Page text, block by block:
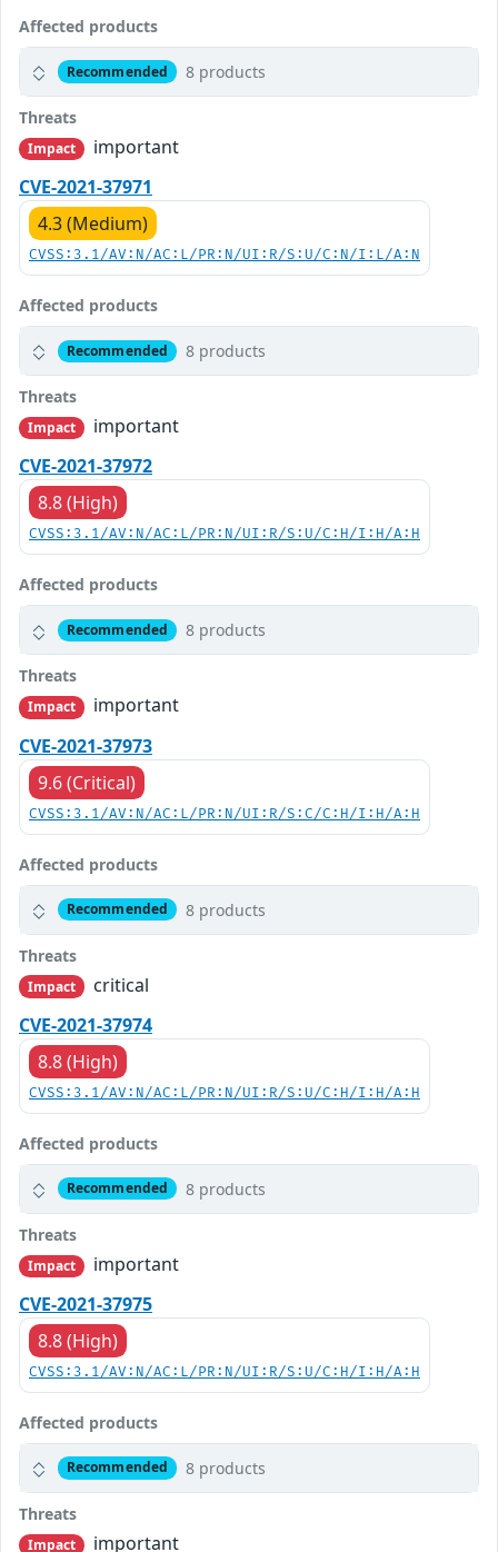
Affected products
Recommended 8 products
Threats
Impact
important
CVE-2021-37971
4.3 (Medium)
CVSS:3.1/AV:N/AC:L/PR:N/UI:R/S:U/C:N/I:L/A:N
Affected products
Recommended 8 products
Threats
Impact
important
CVE-2021-37972
8.8 (High)
CVSS:3.1/AV:N/AC:L/PR:N/UI:R/S:U/C:H/I:H/A:H
Affected products
Recommended 8 products
Threats
Impact
important
CVE-2021-37973
9.6 (Critical)
CVSS:3.1/AV:N/AC:L/PR:N/UI:R/S:C/C:H/I:H/A:H
Affected products
Recommended 8 products
Threats
Impact
critical
CVE-2021-37974
8.8 (High)
CVSS:3.1/AV:N/AC:L/PR:N/UI:R/S:U/C:H/I:H/A:H
Affected products
Recommended 8 products
Threats
Impact
important
CVE-2021-37975
8.8 (High)
CVSS:3.1/AV:N/AC:L/PR:N/UI:R/S:U/C:H/I:H/A:H
Affected products
Recommended 8 products
Threats
Impact important